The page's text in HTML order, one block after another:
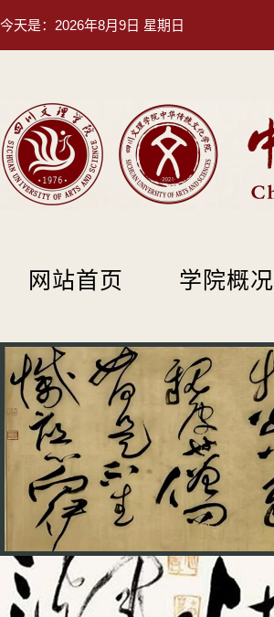
今天是： 2026年8月9日 星期日
网站首页 学院概况